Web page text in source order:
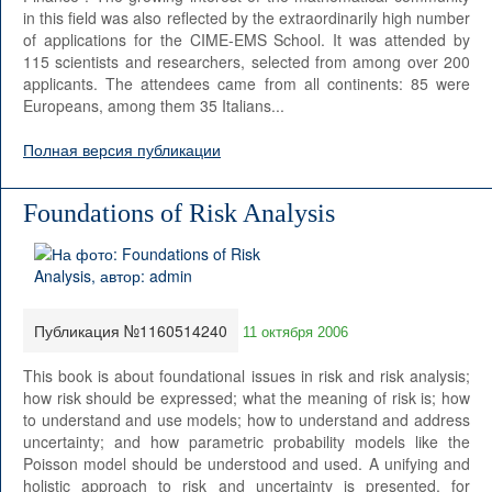
in this field was also reflected by the extraordinarily high number
of applications for the CIME-EMS School. It was attended by
115 scientists and researchers, selected from among over 200
applicants. The attendees came from all continents: 85 were
Europeans, among them 35 Italians...
Полная версия публикации
Foundations of Risk Analysis
Публикация №1160514240 11 октября 2006
This book is about foundational issues in risk and risk analysis;
how risk should be expressed; what the meaning of risk is; how
to understand and use models; how to understand and address
uncertainty; and how parametric probability models like the
Poisson model should be understood and used. A unifying and
holistic approach to risk and uncertainty is presented, for